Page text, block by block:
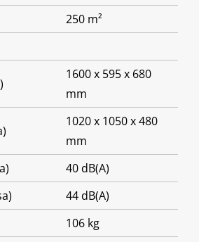
250 m²
1600 x 595 x 680
mm
1020 x 1050 x 480
mm
40 dB(A)
44 dB(A)
106 kg